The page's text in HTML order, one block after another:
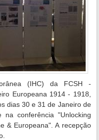
(IHC) da FCSH -
Europeana 1914 - 1918,
dias 30 e 31 de Janeiro de
conferência "Unlocking
& Europeana". A recepção